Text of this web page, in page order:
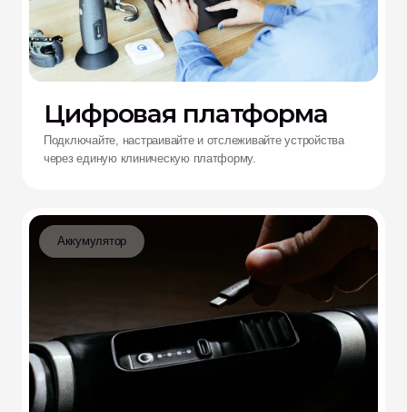
Цифровая платформа
Подключайте, настраивайте и отслеживайте устройства
через единую клиническую платформу.
Аккумулятор